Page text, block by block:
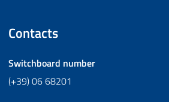
Contacts
Switchboard number
(+39) 06 68201